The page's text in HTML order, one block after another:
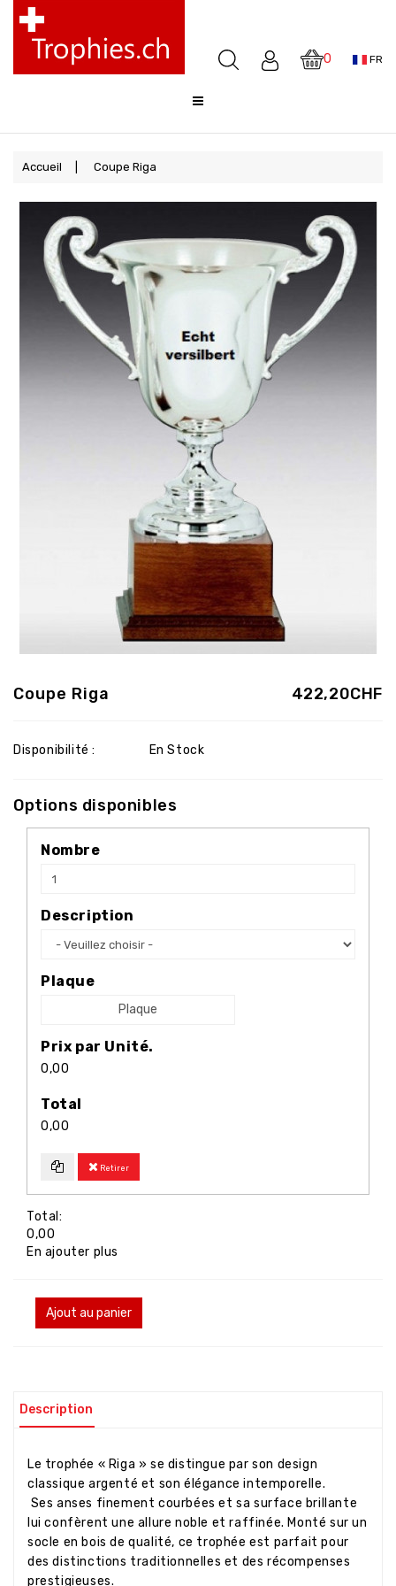
0 FR
Coupes
Médailles
Awards
Cloches
Sale
FAQ
Offre
Accueil Coupe Riga
422,20CHF
Coupe Riga
Disponibilité : En Stock
Options disponibles
Nombre
Description
Plaque
Plaque
Prix par Unité.
0,00
Total
0,00
Retirer
Total:
0,00
En ajouter plus
Ajout au panier
Description
Le trophée « Riga » se distingue par son design
classique argenté et son élégance intemporelle.
Ses anses finement courbées et sa surface brillante
lui confèrent une allure noble et raffinée. Monté sur un
socle en bois de qualité, ce trophée est parfait pour
des distinctions traditionnelles et des récompenses
prestigieuses.